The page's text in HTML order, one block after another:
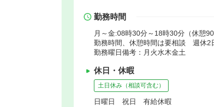
勤務時間
月～金:08時30分～18時30分（休憩
勤務時間、休憩時間は要相談 週休2
勤務曜日備考：月火水木金土
休日・休暇
土日休み（相談可含む）
日曜日 祝日 有給休暇